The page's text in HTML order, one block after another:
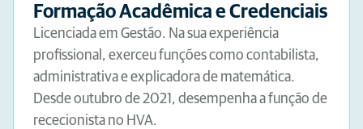
Formação Acadêmica e Credenciais
Licenciada em Gestão. Na sua experiência
profissional, exerceu funções como contabilista,
administrativa e explicadora de matemática.
Desde outubro de 2021, desempenha a função de
rececionista no HVA.